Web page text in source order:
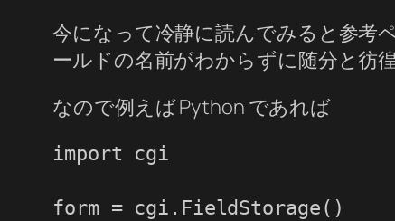
今になって冷静に読んでみると参考
ールドの名前がわからずに随分と彷
なので例えば Python であれば
import cgi
form = cgi.FieldStorage()